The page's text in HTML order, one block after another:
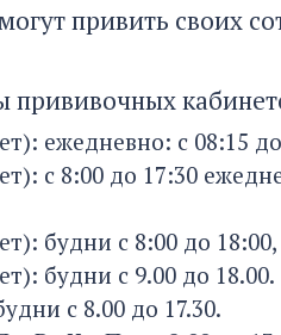
привить своих
прививочных
ежедневно: с 08:15
с 8:00 до 17:30
будни с 8:00 до 18:00,
будни с 9.00 до 18.00.
с 8.00 до 17.30.